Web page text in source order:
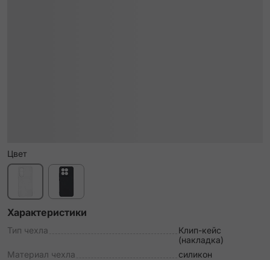
Цвет
Характеристики
Тип чехла
Клип-кейс
(накладка)
Материал чехла
силикон